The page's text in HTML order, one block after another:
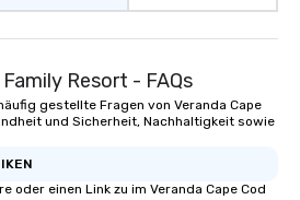
as you
more convivial
is ideal for
to as many
Resort - FAQs
gestellte Fragen von Veranda Cape
und Sicherheit, Nachhaltigkeit sowie
oder einen Link zu im Veranda Cape Cod